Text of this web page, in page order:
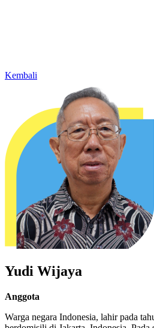
Kembali
Yudi Wijaya
Anggota
Warga negara Indonesia, lahir pada